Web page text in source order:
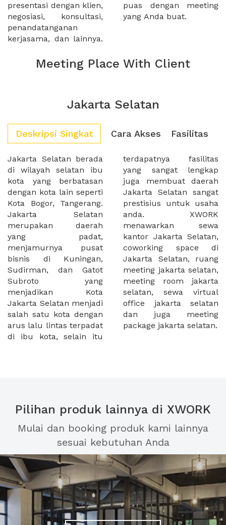
presentasi dengan klien,
negosiasi, konsultasi,
penandatanganan
kerjasama, dan lainnya.
puas dengan meeting
yang Anda buat.
Meeting Place With Client
Jakarta Selatan
Deskripsi Singkat Cara Akses Fasilitas
Jakarta Selatan berada
di wilayah selatan ibu
kota yang berbatasan
dengan kota lain seperti
Kota Bogor, Tangerang.
Jakarta Selatan
merupakan daerah
yang padat,
menjamurnya pusat
bisnis di Kuningan,
Sudirman, dan Gatot
Subroto yang
menjadikan Kota
Jakarta Selatan menjadi
salah satu kota dengan
arus lalu lintas terpadat
di ibu kota, selain itu
terdapatnya fasilitas
yang sangat lengkap
juga membuat daerah
Jakarta Selatan sangat
prestisius untuk usaha
anda. XWORK
menawarkan sewa
kantor Jakarta Selatan,
coworking space di
Jakarta Selatan, ruang
meeting jakarta selatan,
meeting room jakarta
selatan, sewa virtual
office jakarta selatan
dan juga meeting
package jakarta selatan.
Pilihan produk lainnya di XWORK
Mulai dan booking produk kami lainnya
sesuai kebutuhan Anda